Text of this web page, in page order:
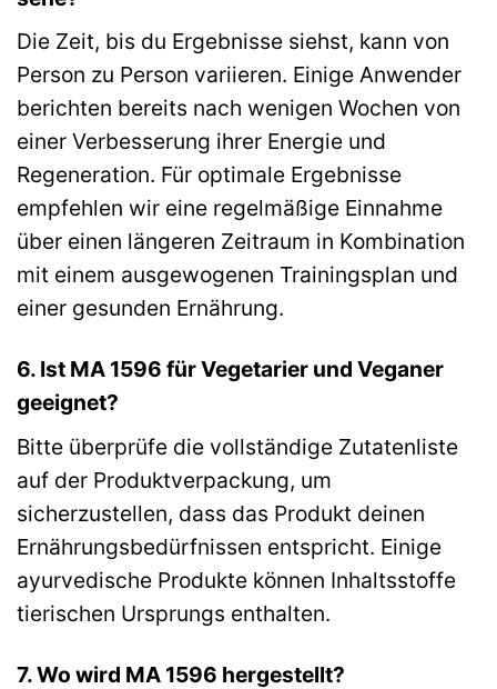
Die Zeit, bis du Ergebnisse siehst, kann von
Person zu Person variieren. Einige Anwender
berichten bereits nach wenigen Wochen von
einer Verbesserung ihrer Energie und
Regeneration. Für optimale Ergebnisse
empfehlen wir eine regelmäßige Einnahme
über einen längeren Zeitraum in Kombination
mit einem ausgewogenen Trainingsplan und
einer gesunden Ernährung.
6. Ist MA 1596 für Vegetarier und Veganer
geeignet?
Bitte überprüfe die vollständige Zutatenliste
auf der Produktverpackung, um
sicherzustellen, dass das Produkt deinen
Ernährungsbedürfnissen entspricht. Einige
ayurvedische Produkte können Inhaltsstoffe
tierischen Ursprungs enthalten.
7. Wo wird MA 1596 hergestellt?